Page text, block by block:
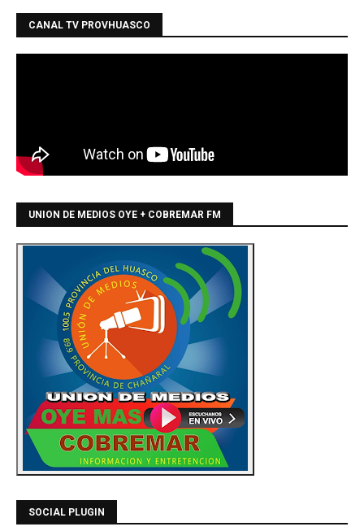
CANAL TV PROVHUASCO
UNION DE MEDIOS OYE + COBREMAR FM
SOCIAL PLUGIN